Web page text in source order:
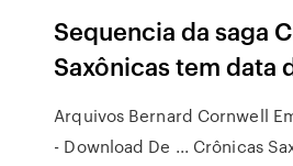
Sequencia da saga
Saxônicas tem data
Arquivos Bernard Cornwell
- Download De ... Crônicas